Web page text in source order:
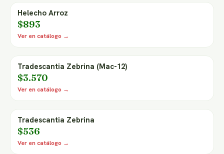
Helecho Arroz
$893
Ver en catálogo →
Tradescantia Zebrina (Mac-12)
$3.570
Ver en catálogo →
Tradescantia Zebrina
$536
Ver en catálogo →